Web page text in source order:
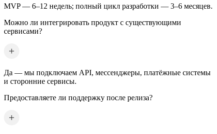
MVP — 6–12 недель; полный цикл разработки — 3–6 месяцев.
Можно ли интегрировать продукт с существующими
сервисами?
Да — мы подключаем API, мессенджеры, платёжные системы
и сторонние сервисы.
Предоставляете ли поддержку после релиза?